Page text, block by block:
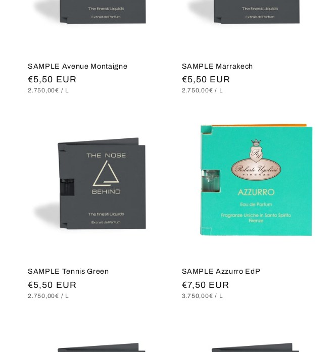
SAMPLE Avenue Montaigne
Normaler
Preis
€5,50 EUR
GRUNDPREIS
2.750,00€ / PRO
L
SAMPLE Marrakech
Normaler
Preis
€5,50 EUR
GRUNDPREIS
2.750,00€ / PRO
L
SAMPLE Tennis Green
Normaler
Preis
€5,50 EUR
GRUNDPREIS
2.750,00€ / PRO
L
SAMPLE Azzurro EdP
Normaler
Preis
€7,50 EUR
GRUNDPREIS
3.750,00€ / PRO
L